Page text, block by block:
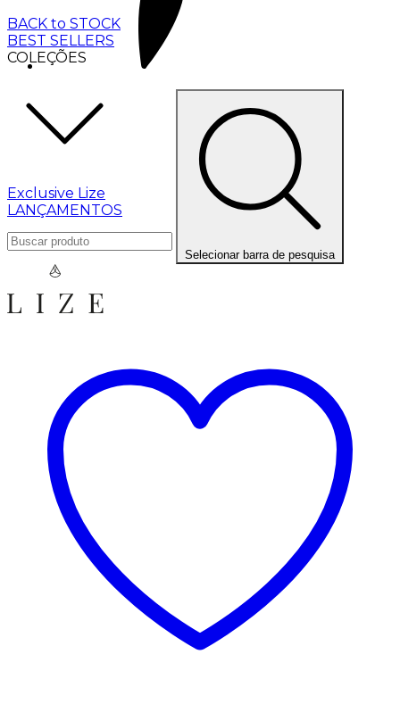
BACK to STOCK
BEST SELLERS
COLEÇÕES
Exclusive Lize
LANÇAMENTOS
Selecionar barra de pesquisa